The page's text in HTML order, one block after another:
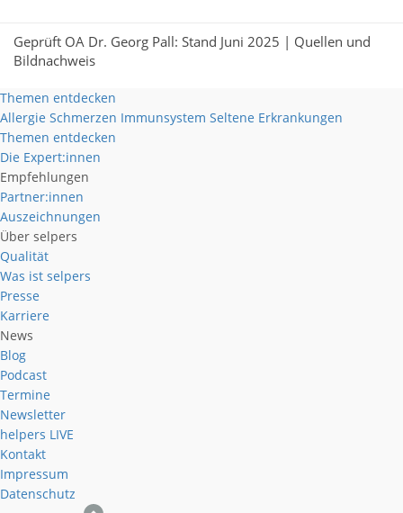
Geprüft OA Dr. Georg Pall: Stand Juni 2025 | Quellen und
Bildnachweis
Themen entdecken
Allergie Schmerzen Immunsystem Seltene Erkrankungen
Themen entdecken
Die Expert:innen
Empfehlungen
Partner:innen
Auszeichnungen
Über selpers
Qualität
Was ist selpers
Presse
Karriere
News
Blog
Podcast
Termine
Newsletter
helpers LIVE
Kontakt
Impressum
Datenschutz